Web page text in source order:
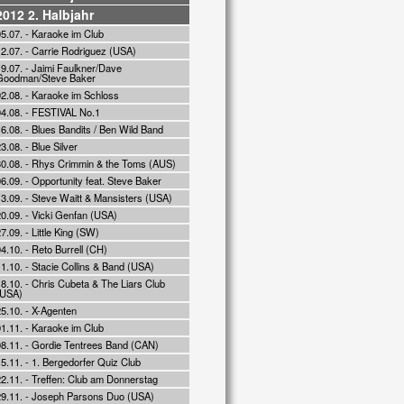
2. Halbjahr
- Karaoke im Club
- Carrie Rodriguez (USA)
- Jaimi Faulkner/Dave
Steve Baker
- Karaoke im Schloss
- FESTIVAL No.1
- Blues Bandits / Ben Wild Band
- Blue Silver
- Rhys Crimmin & the Toms (AUS)
- Opportunity feat. Steve Baker
- Steve Waitt & Mansisters (USA)
- Vicki Genfan (USA)
- Little King (SW)
- Reto Burrell (CH)
- Stacie Collins & Band (USA)
- Chris Cubeta & The Liars Club
- X-Agenten
- Karaoke im Club
- Gordie Tentrees Band (CAN)
- 1. Bergedorfer Quiz Club
- Treffen: Club am Donnerstag
- Joseph Parsons Duo (USA)